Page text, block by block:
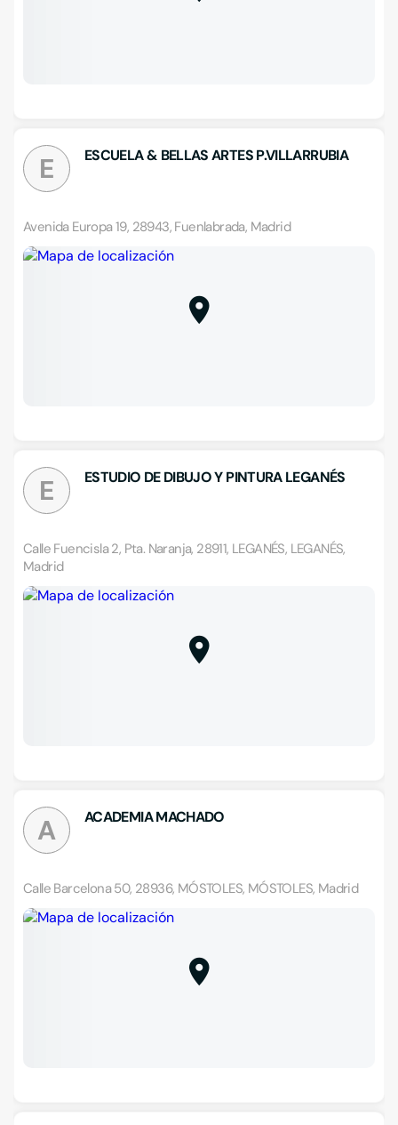
E ESCUELA & BELLAS ARTES P.VILLARRUBIA
Avenida Europa 19, 28943, Fuenlabrada, Madrid
E ESTUDIO DE DIBUJO Y PINTURA LEGANÉS
Calle Fuencisla 2, Pta. Naranja, 28911, LEGANÉS, LEGANÉS,
Madrid
A ACADEMIA MACHADO
Calle Barcelona 50, 28936, MÓSTOLES, MÓSTOLES, Madrid